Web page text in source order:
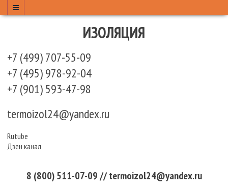
ИЗОЛЯЦИЯ
+7 (499) 707-55-09
+7 (495) 978-92-04
+7 (901) 593-47-98
termoizol24@yandex.ru
Rutube
Дзен канал
8 (800) 511-07-09 // termoizol24@yandex.ru